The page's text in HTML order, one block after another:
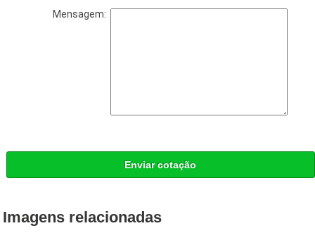
Mensagem:
Enviar cotação
Imagens relacionadas